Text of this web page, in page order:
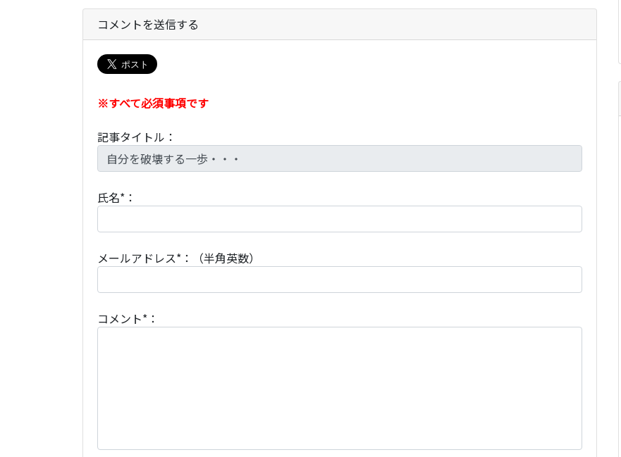
コメントを送信する
※すべて必須事項です
記事タイトル：
氏名*：
メールアドレス*：（半角英数）
コメント*：